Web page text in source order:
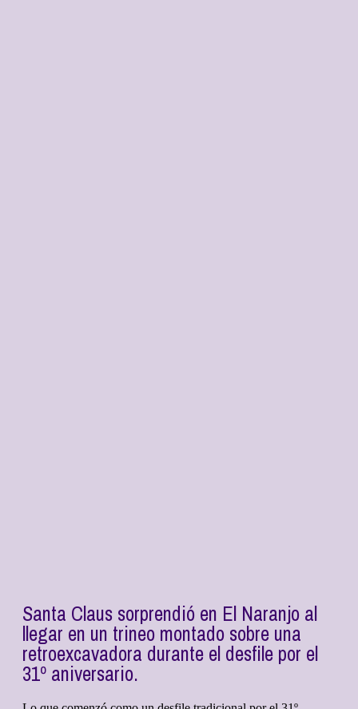
Santa Claus sorprendió en El Naranjo al
llegar en un trineo montado sobre una
retroexcavadora durante el desfile por el
31º aniversario.